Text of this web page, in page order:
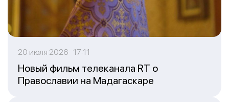
20 июля 2026 17:11
Новый фильм телеканала RT о
Православии на Мадагаскаре